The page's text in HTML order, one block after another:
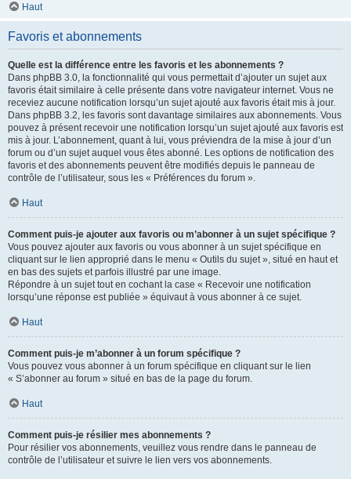
Haut
Favoris et abonnements
Quelle est la différence entre les favoris et les abonnements ?
Dans phpBB 3.0, la fonctionnalité qui vous permettait d’ajouter un sujet aux
favoris était similaire à celle présente dans votre navigateur internet. Vous ne
receviez aucune notification lorsqu’un sujet ajouté aux favoris était mis à jour.
Dans phpBB 3.2, les favoris sont davantage similaires aux abonnements. Vous
pouvez à présent recevoir une notification lorsqu’un sujet ajouté aux favoris est
mis à jour. L’abonnement, quant à lui, vous préviendra de la mise à jour d’un
forum ou d’un sujet auquel vous êtes abonné. Les options de notification des
favoris et des abonnements peuvent être modifiés depuis le panneau de
contrôle de l’utilisateur, sous les « Préférences du forum ».
Haut
Comment puis-je ajouter aux favoris ou m’abonner à un sujet spécifique ?
Vous pouvez ajouter aux favoris ou vous abonner à un sujet spécifique en
cliquant sur le lien approprié dans le menu « Outils du sujet », situé en haut et
en bas des sujets et parfois illustré par une image.
Répondre à un sujet tout en cochant la case « Recevoir une notification
lorsqu’une réponse est publiée » équivaut à vous abonner à ce sujet.
Haut
Comment puis-je m’abonner à un forum spécifique ?
Vous pouvez vous abonner à un forum spécifique en cliquant sur le lien
« S’abonner au forum » situé en bas de la page du forum.
Haut
Comment puis-je résilier mes abonnements ?
Pour résilier vos abonnements, veuillez vous rendre dans le panneau de
contrôle de l’utilisateur et suivre le lien vers vos abonnements.